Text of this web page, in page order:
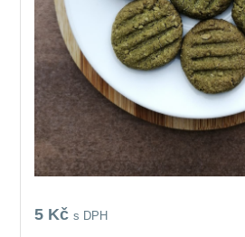
5 Kčs DPH